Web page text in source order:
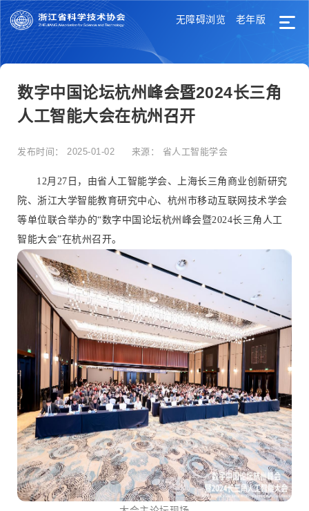
无障碍浏览 老年版
数字中国论坛杭州峰会暨2024长三角
人工智能大会在杭州召开
发布时间： 2025-01-02 来源： 省人工智能学会
12月27日，由省人工智能学会、上海长三角商业创新研究
院、浙江大学智能教育研究中心、杭州市移动互联网技术学会
等单位联合举办的“数字中国论坛杭州峰会暨2024长三角人工
智能大会”在杭州召开。